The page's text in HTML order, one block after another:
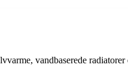
vandbaserede